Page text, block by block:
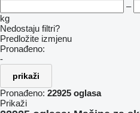
–
kg
Nedostaju filtri?
Predložite izmjenu
Pronađeno:
-
prikaži
Pronađeno: 22925 oglasa
Prikaži